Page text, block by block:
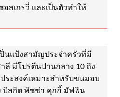
สเกรวี่ และเป็นตัวทำให้
ป็นแป้งสามัญประจำครัวที่มี
ลี มีโปรตีนปานกลาง 10 ถึง
ประสงค์เหมาะสำหรับขนมอบ
บิสกิต พิซซ่า คุกกี้ มัฟฟิน